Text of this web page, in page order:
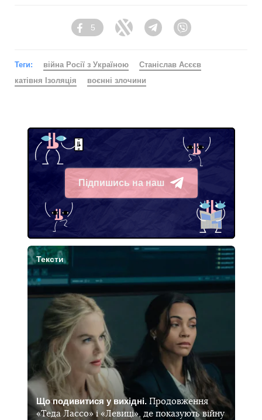
Facebook
5
Twitter Telegram
Теги: війна Росії з Україною
Станіслав Асєєв
катівня Ізоляція
воєнні злочини
Підпишись на наш
Telegram
Тексти
Що подивитися у вихідні. Продовження
«Теда Лассо» і «Левиці», де показують війну